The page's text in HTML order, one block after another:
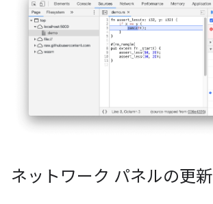
ネットワーク パネルの更新